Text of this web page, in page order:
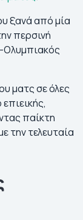
ξανά από μία
περσινή
Ολυμπιακός
ματς σε όλες
παίκτη
την τελευταία